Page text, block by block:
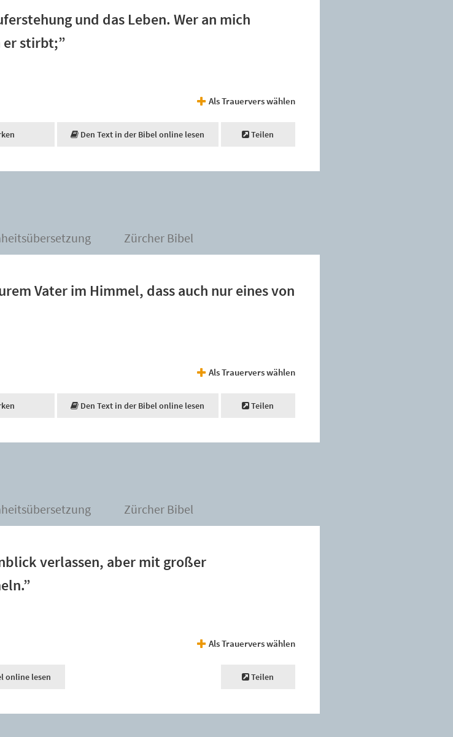
und das Leben. Wer an mich
er stirbt;”
Als Trauervers wählen
Den Text in der Bibel online lesen Teilen
Zürcher Bibel
Vater im Himmel, dass auch nur eines von
Als Trauervers wählen
Den Text in der Bibel online lesen Teilen
Zürcher Bibel
verlassen, aber mit großer
Als Trauervers wählen
online lesen Teilen